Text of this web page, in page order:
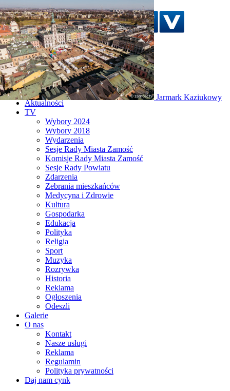
Szukaj w serwisie
Strona główna
Aktualności
TV
Wybory 2024
Wybory 2018
Wydarzenia
Sesje Rady Miasta Zamość
Komisje Rady Miasta Zamość
Sesje Rady Powiatu
Zdarzenia
Zebrania mieszkańców
Medycyna i Zdrowie
Kultura
Gospodarka
Edukacja
Polityka
Religia
Sport
Muzyka
Rozrywka
Historia
Reklama
Ogłoszenia
Odeszli
Galerie
O nas
Kontakt
Nasze usługi
Reklama
Regulamin
Polityka prywatności
Daj nam cynk
Jarmark Kaziukowy